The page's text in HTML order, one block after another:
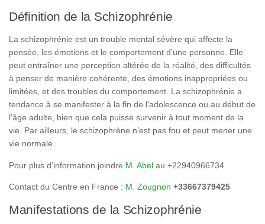
Définition de la Schizophrénie
La schizophrénie est un trouble mental sévère qui affecte la
pensée, les émotions et le comportement d’une personne. Elle
peut entraîner une perception altérée de la réalité, des difficultés
à penser de manière cohérente, des émotions inappropriées ou
limitées, et des troubles du comportement. La schizophrénie a
tendance à se manifester à la fin de l’adolescence ou au début de
l’âge adulte, bien que cela puisse survenir à tout moment de la
vie. Par ailleurs, le schizophrène n’est pas fou et peut mener une
vie normale
Pour plus d’information joindre M. Abel au +22940966734
Contact du Centre en France : M. Zougnon +33667379425
Manifestations de la Schizophrénie